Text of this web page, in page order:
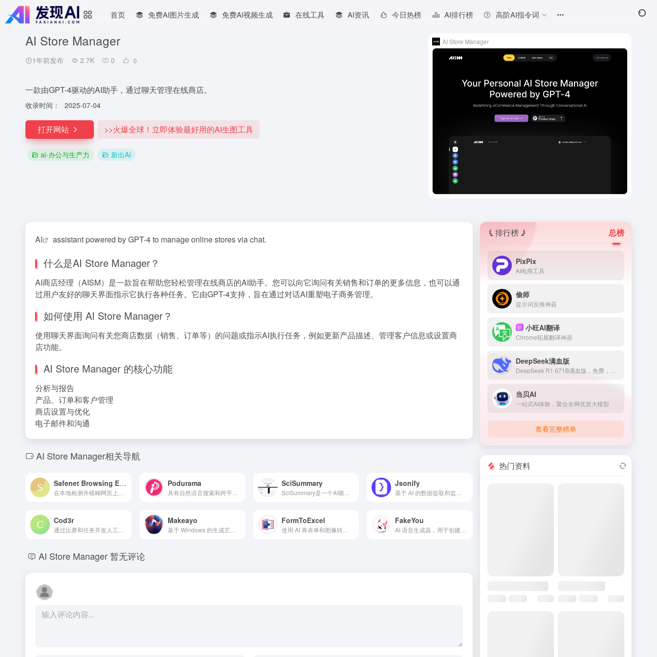
首页 免费AI图片生成 免费AI视频生成 在线工具 AI资讯 今日热榜 AI排行榜 高阶AI指令词
AI Store Manager
1年前发布 2.7K 0 0
一款由GPT-4驱动的AI助手，通过聊天管理在线商店。
收录时间： 2025-07-04
打开网站 >>火爆全球！立即体验最好用的AI生图工具
ai-办公与生产力 新出AI
AI Store Manager
AI assistant powered by GPT-4 to manage online stores via chat.
什么是AI Store Manager？
AI商店经理（AISM）是一款旨在帮助您轻松管理在线商店的AI助手。您可以向它询问有关销售和订单的更多信息，也可以通
过用户友好的聊天界面指示它执行各种任务。它由GPT-4支持，旨在通过对话AI重塑电子商务管理。
如何使用 AI Store Manager？
使用聊天界面询问有关您商店数据（销售、订单等）的问题或指示AI执行任务，例如更新产品描述、管理客户信息或设置商
店功能。
AI Store Manager 的核心功能
分析与报告
产品、订单和客户管理
商店设置与优化
电子邮件和沟通
AI Store Manager相关导航
Safenet Browsing Experience Podurama
具有自然语言搜索和跨平台同步功能的免费播客应用。
SciSummary
SciSummary是一个AI驱动的工具，用于总结科学文章和研究论文。
Jsonify
Cod3r Makeayo
基于 Windows 的生成艺术创作工具，具备人工智能驱动的特点和创作控制。
FormToExcel
使用 AI 将表单和图像转换为 Excel，实现自动数据提取。
FakeYou
AI Store Manager暂无评论
排行榜 总榜
PixPix
AI电商工具
偷师
提示词反推神器
新 小旺AI翻译
Chrome拓展翻译神器
DeepSeek满血版
当贝AI
一站式AI体验，聚合全网优质大模型
查看完整榜单
热门资料